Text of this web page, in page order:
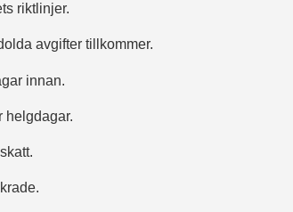
riktlinjer.
avgifter tillkommer.
innan.
helgdagar.